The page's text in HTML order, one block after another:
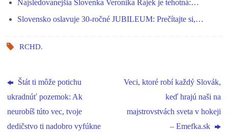
Najsledovanejšia Slovenka Veronika Rajek je tehotná:…
Slovensko oslavuje 30-ročné JUBILEUM: Prečítajte si,…
RCHD.
Štát ti môže potichu
ukradnúť pozemok: Ak
neurobíš túto vec, tvoje
dedičstvo ti nadobro vyfúkne
Veci, ktoré robí každý Slovák,
keď hrajú naši na
majstrovstvách sveta v hokeji
– Emefka.sk